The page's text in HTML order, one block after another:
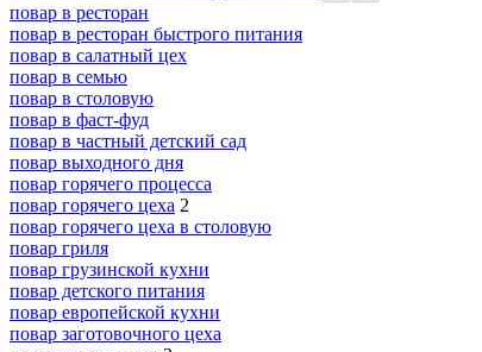
повар в ресторан
повар в ресторан быстрого питания
повар в салатный цех
повар в семью
повар в столовую
повар в фаст-фуд
повар в частный детский сад
повар выходного дня
повар горячего процесса
повар горячего цеха 2
повар горячего цеха в столовую
повар гриля
повар грузинской кухни
повар детского питания
повар европейской кухни
повар заготовочного цеха